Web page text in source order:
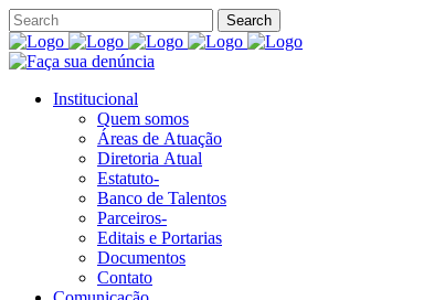
Institucional
Quem somos
Áreas de Atuação
Diretoria Atual
Estatuto-
Banco de Talentos
Parceiros-
Editais e Portarias
Documentos
Contato